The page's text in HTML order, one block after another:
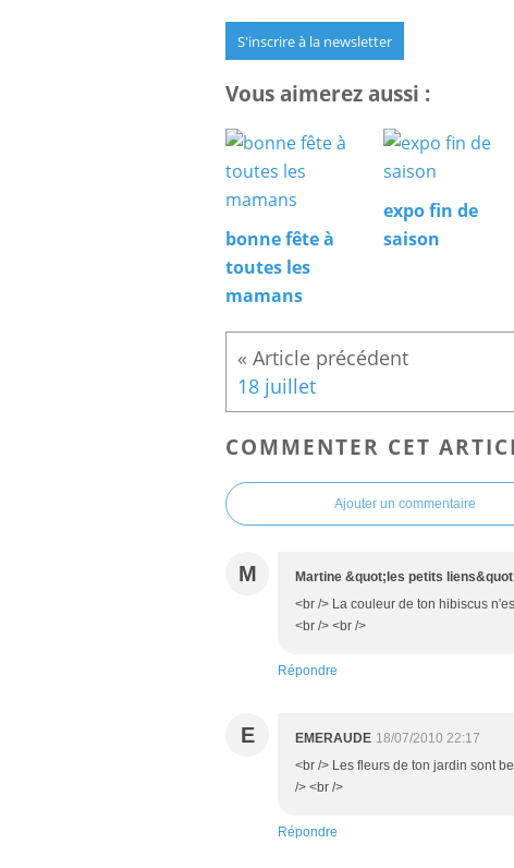
S'inscrire à la newsletter
Vous aimerez aussi :
bonne fête à
toutes les
mamans
expo fin de
saison
18 juillet
COMMENTER CET
Ajouter un commentaire
M Martine &quot;les petits
<br /> La couleur de ton hibiscus
<br /> <br />
Répondre
E EMERAUDE 18/07/2010 22:17
<br /> Les fleurs de ton jardin sont
/> <br />
Répondre